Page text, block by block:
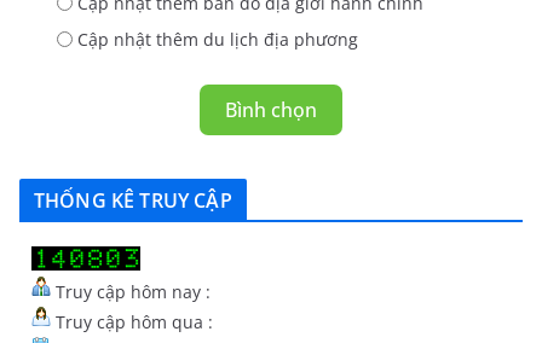
Cập nhật thêm du lịch địa phương
Bình chọn
THỐNG KÊ TRUY CẬP
Truy cập hôm nay :
Truy cập hôm qua :